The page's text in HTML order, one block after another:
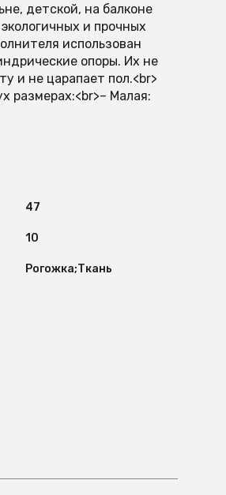
детской, на балконе
и прочных
использован
опоры. Их не
и не царапает пол.<br>
размерах:<br>– Малая:
47
10
Рогожка;Ткань